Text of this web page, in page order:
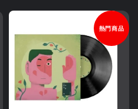
熱門商品